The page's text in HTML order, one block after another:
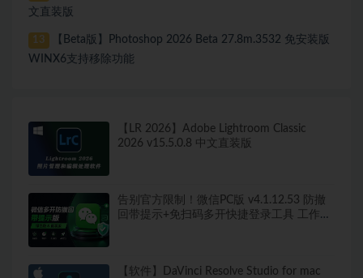
文直装版
13
【Beta版】Photoshop 2026 Beta 27.8m.3532 免安装版
WINX6支持移除功能
【LR 2026】Adobe Lightroom Classic
2026 v15.5.0.8 中文直装版
告别官方限制！微信PC版 v4.1.12.53 防撤
回带提示+免扫码多开快捷登录工具 工作生
【软件】DaVinci Resolve Studio for mac